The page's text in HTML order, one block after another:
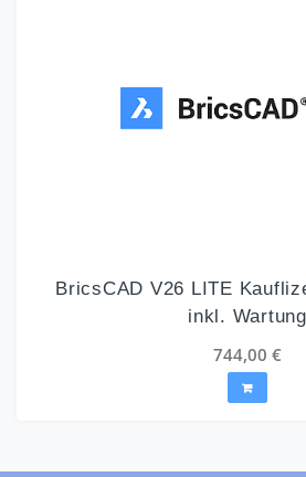
BricsCAD V26 LITE
inkl. Wartung
744,00 €